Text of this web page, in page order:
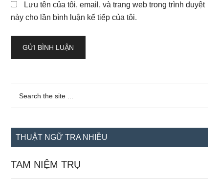
Lưu tên của tôi, email, và trang web trong trình duyệt
này cho lần bình luận kế tiếp của tôi.
Sidebar
chính
...
THUẬT NGỮ TRA NHIỀU
TAM NIỆM TRỤ